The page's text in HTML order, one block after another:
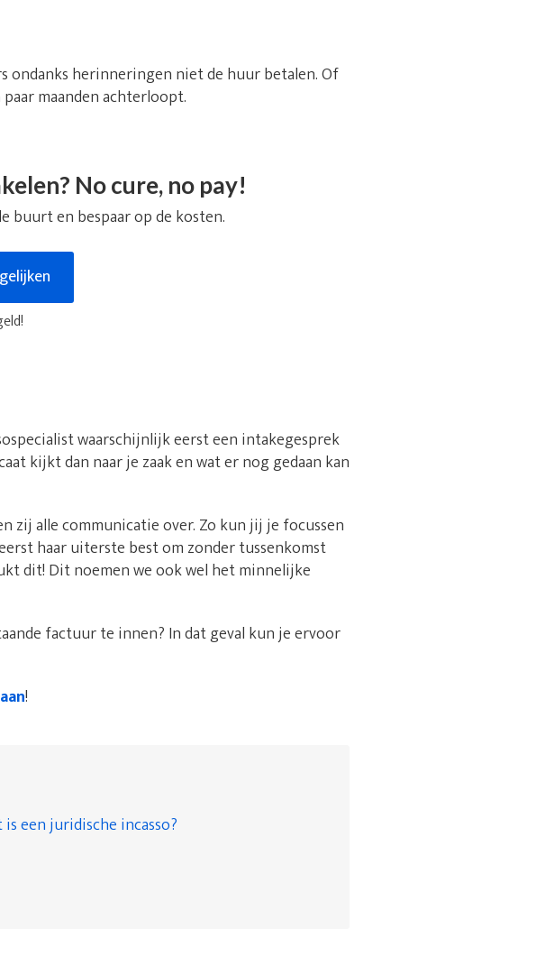
ondanks herinneringen niet de huur betalen. Of
maanden achterloopt.
No cure, no pay!
buurt en bespaar op de kosten.
waarschijnlijk eerst een intakegesprek
kijkt dan naar je zaak en wat er nog gedaan kan
zij alle communicatie over. Zo kun jij je focussen
haar uiterste best om zonder tussenkomst
dit! Dit noemen we ook wel het minnelijke
factuur te innen? In dat geval kun je ervoor
!
is een juridische incasso?